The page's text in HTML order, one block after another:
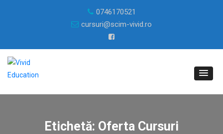
0746170521
cursuri@scim-vivid.ro
Etichetă: Oferta Cursuri